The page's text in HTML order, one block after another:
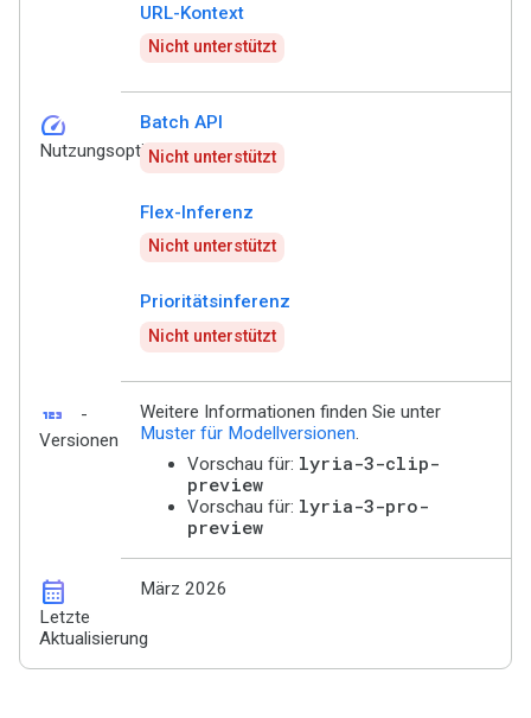
URL-Kontext
Nicht unterstützt
speed
Nutzungsoptionen
Batch API
Nicht unterstützt
Flex-Inferenz
Nicht unterstützt
Prioritätsinferenz
Nicht unterstützt
123
-
Versionen
Weitere Informationen finden Sie unter
Muster für Modellversionen.
Vorschau für: lyria-3-clip-
preview
Vorschau für: lyria-3-pro-
preview
calendar_month
Letzte
Aktualisierung
März 2026